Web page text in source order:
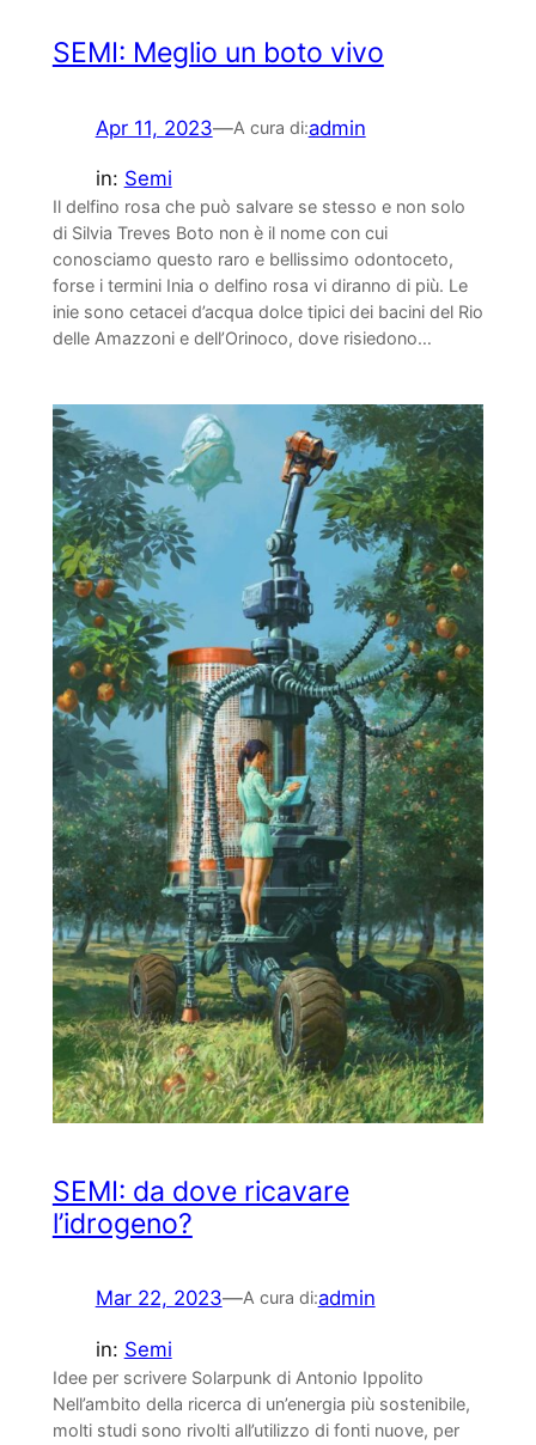
SEMI: Meglio un boto vivo
Apr 11, 2023—A cura di:admin
in: Semi
Il delfino rosa che può salvare se stesso e non solo
di Silvia Treves Boto non è il nome con cui
conosciamo questo raro e bellissimo odontoceto,
forse i termini Inia o delfino rosa vi diranno di più. Le
inie sono cetacei d’acqua dolce tipici dei bacini del Rio
delle Amazzoni e dell’Orinoco, dove risiedono…
SEMI: da dove ricavare
l’idrogeno?
Mar 22, 2023—A cura di:admin
in: Semi
Idee per scrivere Solarpunk di Antonio Ippolito
Nell’ambito della ricerca di un’energia più sostenibile,
molti studi sono rivolti all’utilizzo di fonti nuove, per